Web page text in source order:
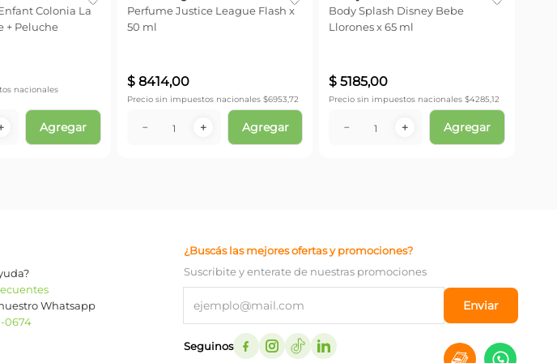
Colonia La
+ Peluche
nacionales
Agregar
Perfume Justice League Flash x
50 ml
$ 8414,00
Precio sin impuestos nacionales $6953,72
＋
－ Agregar
Body Splash Disney Bebe
Llorones x 65 ml
$ 5185,00
Precio sin impuestos nacionales $4285,12
＋
－ Agregar
Whatsapp
0674
¿Buscás las mejores ofertas y promociones?
Suscribite y enterate de nuestras promociones
Enviar
Seguinos